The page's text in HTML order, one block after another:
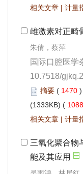
|
10.7518/
1470
1088
|